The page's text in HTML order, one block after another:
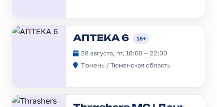
АПТЕКА 6 16+
28 августа, пт, 18:00 — 22:00
Тюмень / Тюменская область